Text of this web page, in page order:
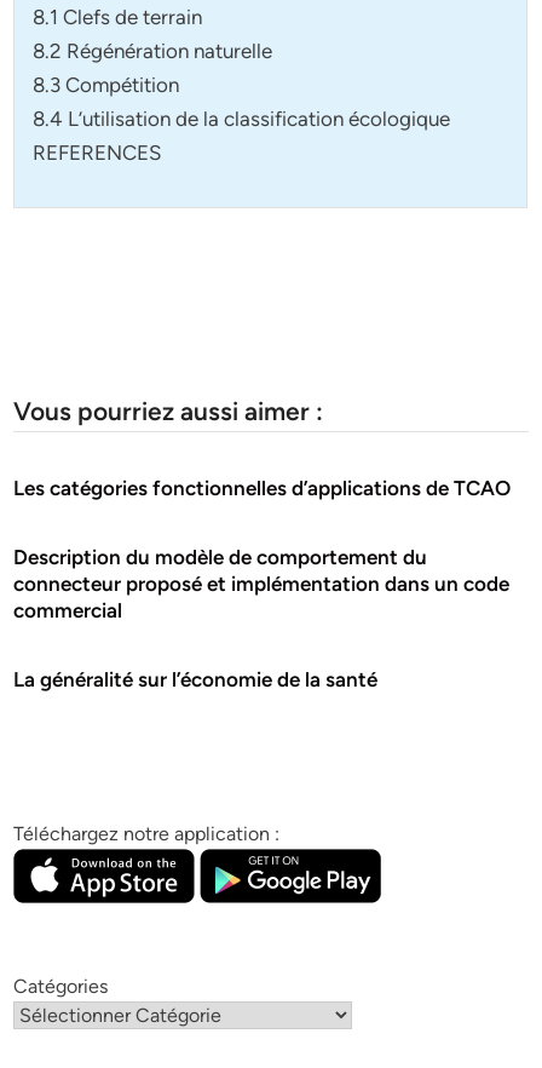
8.1 Clefs de terrain
8.2 Régénération naturelle
8.3 Compétition
8.4 L’utilisation de la classification écologique
REFERENCES
Vous pourriez aussi aimer :
Les catégories fonctionnelles d’applications de TCAO
Description du modèle de comportement du
connecteur proposé et implémentation dans un code
commercial
La généralité sur l’économie de la santé
Téléchargez notre application :
Catégories